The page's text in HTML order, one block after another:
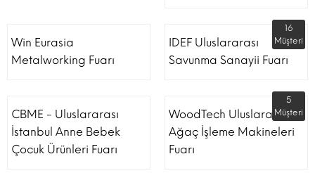
Win Eurasia
Metalworking Fuarı
IDEF Uluslararası
Savunma Sanayii Fuarı
16
Müşteri
CBME - Uluslararası
İstanbul Anne Bebek
Çocuk Ürünleri Fuarı
WoodTech Uluslararası
Ağaç İşleme Makineleri
Fuarı
5
Müşteri